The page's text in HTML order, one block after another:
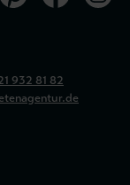
932 81 82